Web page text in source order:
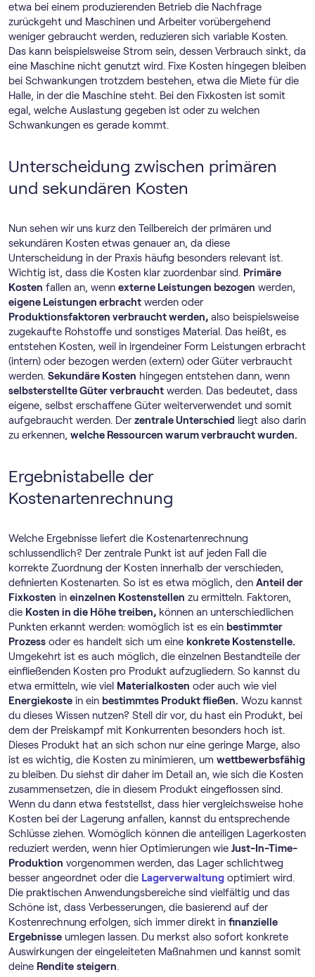
etwa bei einem produzierenden Betrieb die Nachfrage
zurückgeht und Maschinen und Arbeiter vorübergehend
weniger gebraucht werden, reduzieren sich variable Kosten.
Das kann beispielsweise Strom sein, dessen Verbrauch sinkt, da
eine Maschine nicht genutzt wird. Fixe Kosten hingegen bleiben
bei Schwankungen trotzdem bestehen, etwa die Miete für die
Halle, in der die Maschine steht. Bei den Fixkosten ist somit
egal, welche Auslastung gegeben ist oder zu welchen
Schwankungen es gerade kommt.
Unterscheidung zwischen primären
und sekundären Kosten
Nun sehen wir uns kurz den Teilbereich der primären und
sekundären Kosten etwas genauer an, da diese
Unterscheidung in der Praxis häufig besonders relevant ist.
Wichtig ist, dass die Kosten klar zuordenbar sind. Primäre
Kosten fallen an, wenn externe Leistungen bezogen werden,
eigene Leistungen erbracht werden oder
Produktionsfaktoren verbraucht werden, also beispielsweise
zugekaufte Rohstoffe und sonstiges Material. Das heißt, es
entstehen Kosten, weil in irgendeiner Form Leistungen erbracht
(intern) oder bezogen werden (extern) oder Güter verbraucht
werden. Sekundäre Kosten hingegen entstehen dann, wenn
selbsterstellte Güter verbraucht werden. Das bedeutet, dass
eigene, selbst erschaffene Güter weiterverwendet und somit
aufgebraucht werden. Derzentrale Unterschied
liegt also darin
zu erkennen, welche Ressourcen warum verbraucht wurden.
Ergebnistabelle der
Kostenartenrechnung
Welche Ergebnisse liefert die Kostenartenrechnung
schlussendlich? Der zentrale Punkt ist auf jeden Fall die
korrekte Zuordnung der Kosten innerhalb der verschieden,
definierten Kostenarten. So ist es etwa möglich, den Anteil der
Fixkosten in einzelnen Kostenstellen zu ermitteln. Faktoren,
die Kosten in die Höhe treiben, können an unterschiedlichen
Punkten erkannt werden: womöglich ist es ein bestimmter
Prozess oder es handelt sich um eine konkrete Kostenstelle.
Umgekehrt ist es auch möglich, die einzelnen Bestandteile der
einfließenden Kosten pro Produkt aufzugliedern. So kannst du
etwa ermitteln, wie viel Materialkosten oder auch wie viel
Energiekoste in ein bestimmtes Produkt fließen. Wozu kannst
du dieses Wissen nutzen? Stell dir vor, du hast ein Produkt, bei
dem der Preiskampf mit Konkurrenten besonders hoch ist.
Dieses Produkt hat an sich schon nur eine geringe Marge, also
ist es wichtig, die Kosten zu minimieren, um wettbewerbsfähig
zu bleiben. Du siehst dir daher im Detail an, wie sich die Kosten
zusammensetzen, die in diesem Produkt eingeflossen sind.
Wenn du dann etwa feststellst, dass hier vergleichsweise hohe
Kosten bei der Lagerung anfallen, kannst du entsprechende
Schlüsse ziehen. Womöglich können die anteiligen Lagerkosten
reduziert werden, wenn hier Optimierungen wie Just-In-Time-
Produktion vorgenommen werden, das Lager schlichtweg
besser angeordnet oder die Lagerverwaltung optimiert wird.
Die praktischen Anwendungsbereiche sind vielfältig und das
Schöne ist, dass Verbesserungen, die basierend auf der
Kostenrechnung erfolgen, sich immer direkt in finanzielle
Ergebnisse umlegen lassen. Du merkst also sofort konkrete
Auswirkungen der eingeleiteten Maßnahmen und kannst somit
deine Rendite steigern.